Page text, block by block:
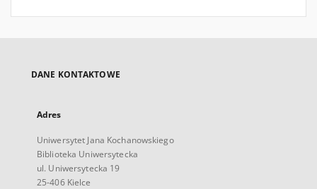
DANE KONTAKTOWE
Adres
Uniwersytet Jana Kochanowskiego
Biblioteka Uniwersytecka
ul. Uniwersytecka 19
25-406 Kielce